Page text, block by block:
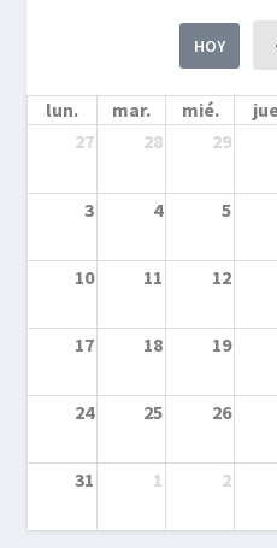
HOY
lun. mar. mié.
27
28 29
3 4 5
10 11 12
17 18 19
24 25 26
31 1 2